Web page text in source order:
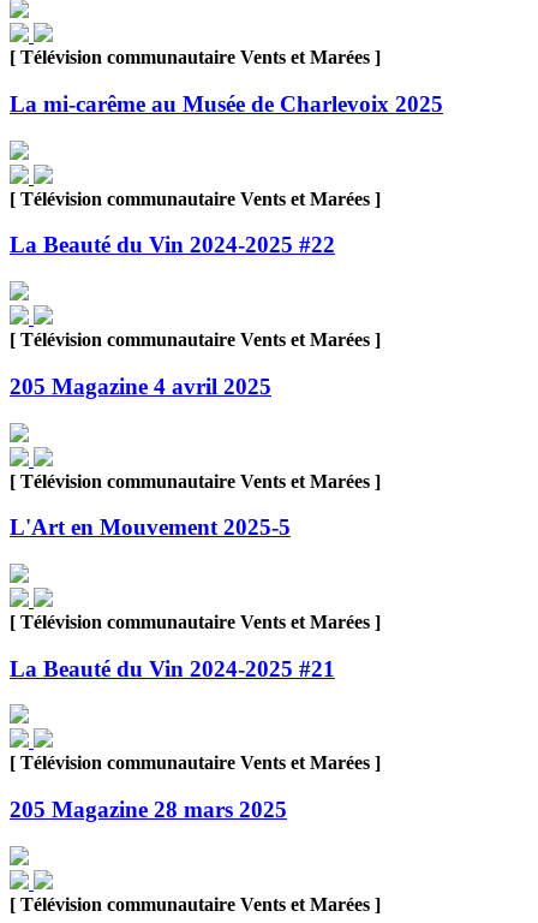
[ Télévision communautaire Vents et Marées ]
La mi-carême au Musée de Charlevoix 2025
[ Télévision communautaire Vents et Marées ]
La Beauté du Vin 2024-2025 #22
[ Télévision communautaire Vents et Marées ]
205 Magazine 4 avril 2025
[ Télévision communautaire Vents et Marées ]
L'Art en Mouvement 2025-5
[ Télévision communautaire Vents et Marées ]
La Beauté du Vin 2024-2025 #21
[ Télévision communautaire Vents et Marées ]
205 Magazine 28 mars 2025
[ Télévision communautaire Vents et Marées ]